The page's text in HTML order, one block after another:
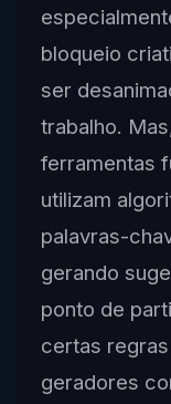
bloqueio
ser
trabalho.
ferramentas
utilizam
palavras-
gerando
ponto de
certas
geradores